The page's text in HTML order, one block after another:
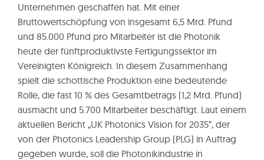
Unternehmen geschaffen hat. Mit einer
Bruttowertschöpfung von insgesamt 6,5 Mrd. Pfund
und 85.000 Pfund pro Mitarbeiter ist die Photonik
heute der fünftproduktivste Fertigungssektor im
Vereinigten Königreich. In diesem Zusammenhang
spielt die schottische Produktion eine bedeutende
Rolle, die fast 10 % des Gesamtbetrags (1,2 Mrd. Pfund)
ausmacht und 5.700 Mitarbeiter beschäftigt. Laut einem
aktuellen Bericht „UK Photonics Vision for 2035“, der
von der Photonics Leadership Group (PLG) in Auftrag
gegeben wurde, soll die Photonikindustrie in